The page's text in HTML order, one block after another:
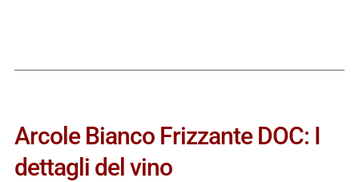
Arcole Bianco Frizzante DOC: I
dettagli del vino